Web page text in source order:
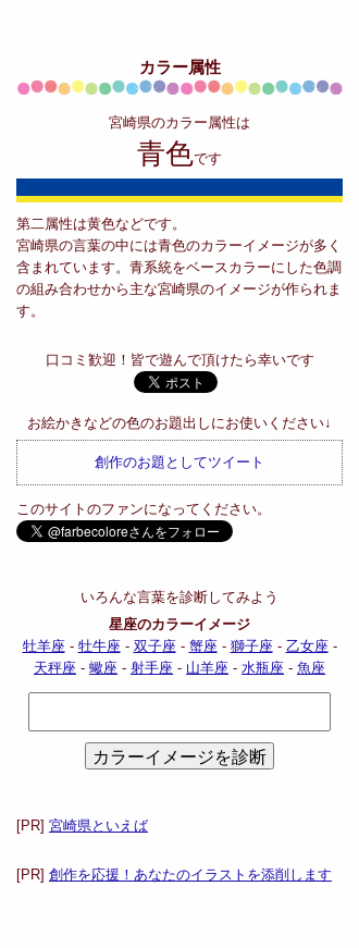
カラー属性
宮崎県のカラー属性は
青色です
第二属性は黄色などです。
宮崎県の言葉の中には青色のカラーイメージが多く
含まれています。青系統をベースカラーにした色調
の組み合わせから主な宮崎県のイメージが作られま
す。
口コミ歓迎！皆で遊んで頂けたら幸いです
お絵かきなどの色のお題出しにお使いください↓
創作のお題としてツイート
このサイトのファンになってください。
いろんな言葉を診断してみよう
星座のカラーイメージ
牡羊座- 牡牛座- 双子座- 蟹座- 獅子座- 乙女座-
天秤座 - 蠍座 - 射手座 - 山羊座 - 水瓶座 - 魚座
[PR] 宮崎県といえば
[PR] 創作を応援！あなたのイラストを添削します